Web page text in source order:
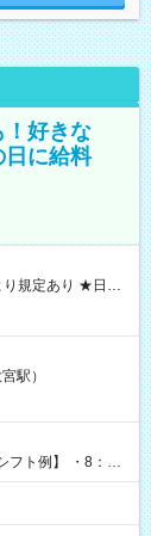
！好きな
に給料
お仕事後はコ
駅）